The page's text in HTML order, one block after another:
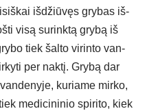
iš­džiū­vęs gry­bas iš­
vi­są su­rink­tą gry­bą iš
tiek šal­to vi­rin­to van­
per nak­tį. Gry­bą dar
ku­ria­me mir­ko,
me­di­ci­ni­nio spi­ri­to, kiek